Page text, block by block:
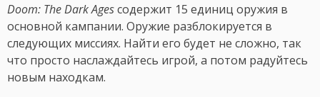
Doom: The Dark Agesсодержит 15 единиц оружия в
основной кампании. Оружие разблокируется в
следующих миссиях. Найти его будет не сложно, так
что просто наслаждайтесь игрой, а потом радуйтесь
новым находкам.